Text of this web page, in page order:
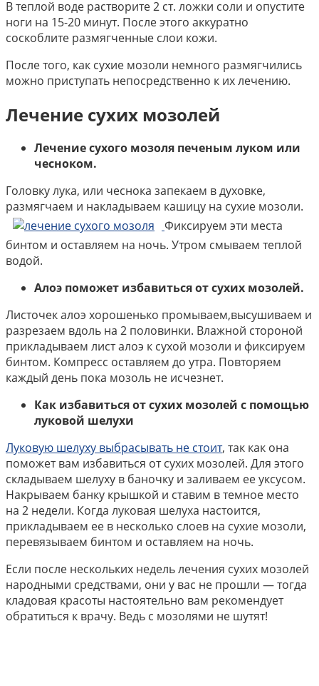
В теплой воде растворите 2 ст. ложки соли и опустите
ноги на 15-20 минут. После этого аккуратно
соскоблите размягченные слои кожи.
После того, как сухие мозоли немного размягчились
можно приступать непосредственно к их лечению.
Лечение сухих мозолей
Лечение сухого мозоля печеным луком или
чесноком.
Головку лука, или чеснока запекаем в духовке,
размягчаем и накладываем кашицу на сухие мозоли.
Фиксируем эти места
бинтом и оставляем на ночь. Утром смываем теплой
водой.
Алоэ поможет избавиться от сухих мозолей.
Листочек алоэ хорошенько промываем,высушиваем и
разрезаем вдоль на 2 половинки. Влажной стороной
прикладываем лист алоэ к сухой мозоли и фиксируем
бинтом. Компресс оставляем до утра. Повторяем
каждый день пока мозоль не исчезнет.
Как избавиться от сухих мозолей с помощью
луковой шелухи
Луковую шелуху выбрасывать не стоит, так как она
поможет вам избавиться от сухих мозолей. Для этого
складываем шелуху в баночку и заливаем ее уксусом.
Накрываем банку крышкой и ставим в темное место
на 2 недели. Когда луковая шелуха настоится,
прикладываем ее в несколько слоев на сухие мозоли,
перевязываем бинтом и оставляем на ночь.
Если после нескольких недель лечения сухих мозолей
народными средствами, они у вас не прошли — тогда
кладовая красоты настоятельно вам рекомендует
обратиться к врачу. Ведь с мозолями не шутят!